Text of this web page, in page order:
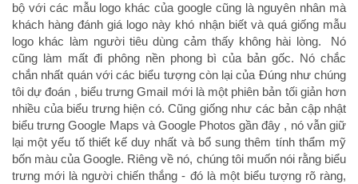
bộ với các mẫu logo khác của google cũng là nguyên nhân mà
khách hàng đánh giá logo này khó nhận biết và quá giống mẫu
logo khác làm người tiêu dùng cảm thấy không hài lòng. Nó
cũng làm mất đi phông nền phong bì của bản gốc. Nó chắc
chắn nhất quán với các biểu tượng còn lại của Đúng như chúng
tôi dự đoán , biểu trưng Gmail mới là một phiên bản tối giản hơn
nhiều của biểu trưng hiện có. Cũng giống như các bản cập nhật
biểu trưng Google Maps và Google Photos gần đây , nó vẫn giữ
lại một yếu tố thiết kế duy nhất và bổ sung thêm tính thẩm mỹ
bốn màu của Google. Riêng về nó, chúng tôi muốn nói rằng biểu
trưng mới là người chiến thắng - đó là một biểu tượng rõ ràng,